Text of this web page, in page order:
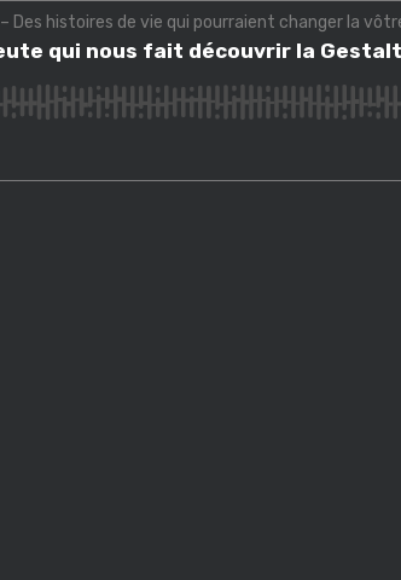
qui nous fait découvrir la Gestalt thérapie -
Des histoires de vie qui pourraient changer la
qui nous fait découvrir la